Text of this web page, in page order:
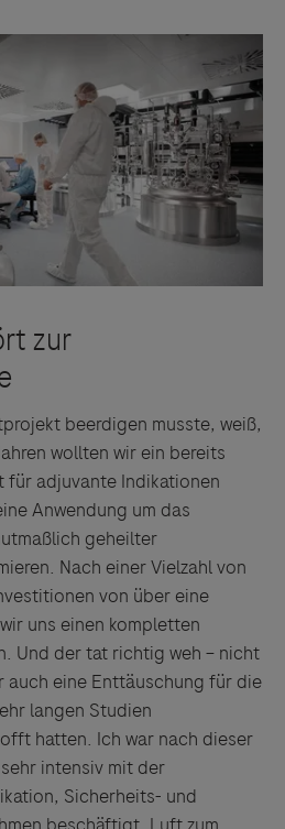
beerdigen musste, weiß,
wollten wir ein bereits
für adjuvante Indikationen
Anwendung um das
geheilter
Nach einer Vielzahl von
von über eine
uns einen kompletten
Und der tat richtig weh – nicht
auch eine Enttäuschung für die
langen Studien
hatten. Ich war nach dieser
intensiv mit der
Sicherheits- und